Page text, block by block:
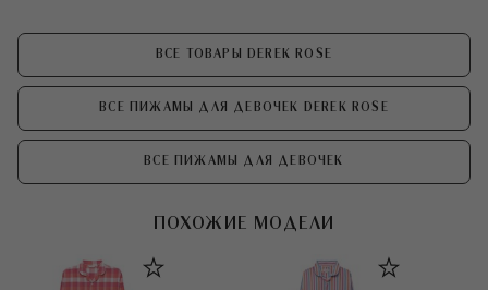
ВСЕ ТОВАРЫ DEREK ROSE
ВСЕ ПИЖАМЫ ДЛЯ ДЕВОЧЕК DEREK ROSE
ВСЕ ПИЖАМЫ ДЛЯ ДЕВОЧЕК
ПОХОЖИЕ МОДЕЛИ